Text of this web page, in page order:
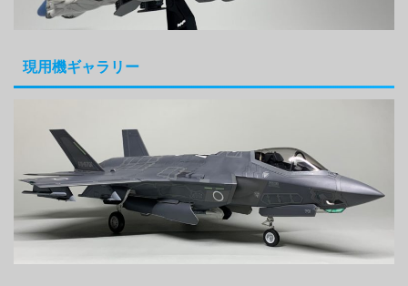
現用機ギャラリー